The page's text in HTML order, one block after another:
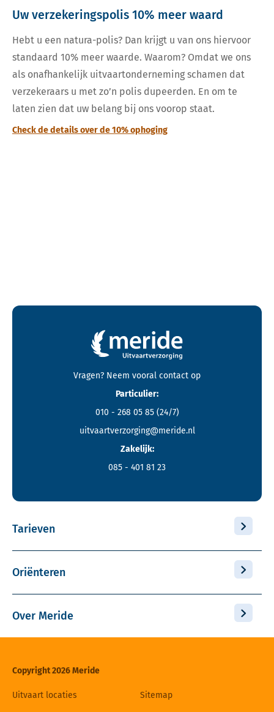
Uw verzekeringspolis 10% meer waard
Hebt u een natura-polis? Dan krijgt u van ons hiervoor
standaard 10% meer waarde. Waarom? Omdat we ons
als onafhankelijk uitvaartonderneming schamen dat
verzekeraars u met zo’n polis dupeerden. En om te
laten zien dat uw belang bij ons voorop staat.
Check de details over de 10% ophoging
Contactgegevens en footer menu van Meride
Vragen? Neem vooral contact op
Particulier:
010 - 268 05 85 (24/7)
uitvaartverzorging@meride.nl
Zakelijk:
085 - 401 81 23
Tarieven
Oriënteren
Over Meride
Copyright 2026 Meride
Uitvaart locaties Sitemap